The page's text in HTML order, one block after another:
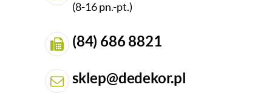
(8-16 pn.-pt.)
(84) 686 8821
sklep@dedekor.pl